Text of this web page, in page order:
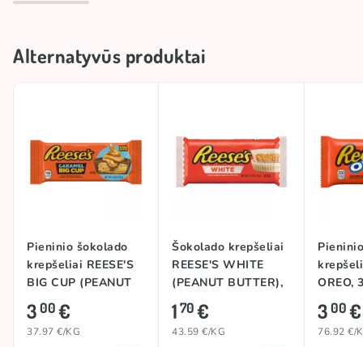
yra bene populiariausi šios šventės saldumynai.
Ragauk ir išsirink, kuri šokolado ir riešutų kremo
Alternatyvūs produktai
Pieninio šokolado
krepšeliai REESE'S
BIG CUP (PEANUT
BUTTER &
CARAMEL), 79g
300€
37.97 €/KG
Šokolado krepšeliai
REESE'S WHITE
(PEANUT BUTTER),
39,5g
170€
43.59 €/KG
OREO,
300€
76.92 €/